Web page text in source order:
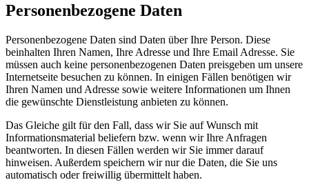
Personen­bezogene Daten
Personenbezogene Daten sind Daten über Ihre Person. Diese
beinhalten Ihren Namen, Ihre Adresse und Ihre Email Adresse. Sie
müssen auch keine personenbezogenen Daten preisgeben um unsere
Internetseite besuchen zu können. In einigen Fällen benötigen wir
Ihren Namen und Adresse sowie weitere Informationen um Ihnen
die gewünschte Dienstleistung anbieten zu können.
Das Gleiche gilt für den Fall, dass wir Sie auf Wunsch mit
Informationsmaterial beliefern bzw. wenn wir Ihre Anfragen
beantworten. In diesen Fällen werden wir Sie immer darauf
hinweisen. Außerdem speichern wir nur die Daten, die Sie uns
automatisch oder freiwillig übermittelt haben.